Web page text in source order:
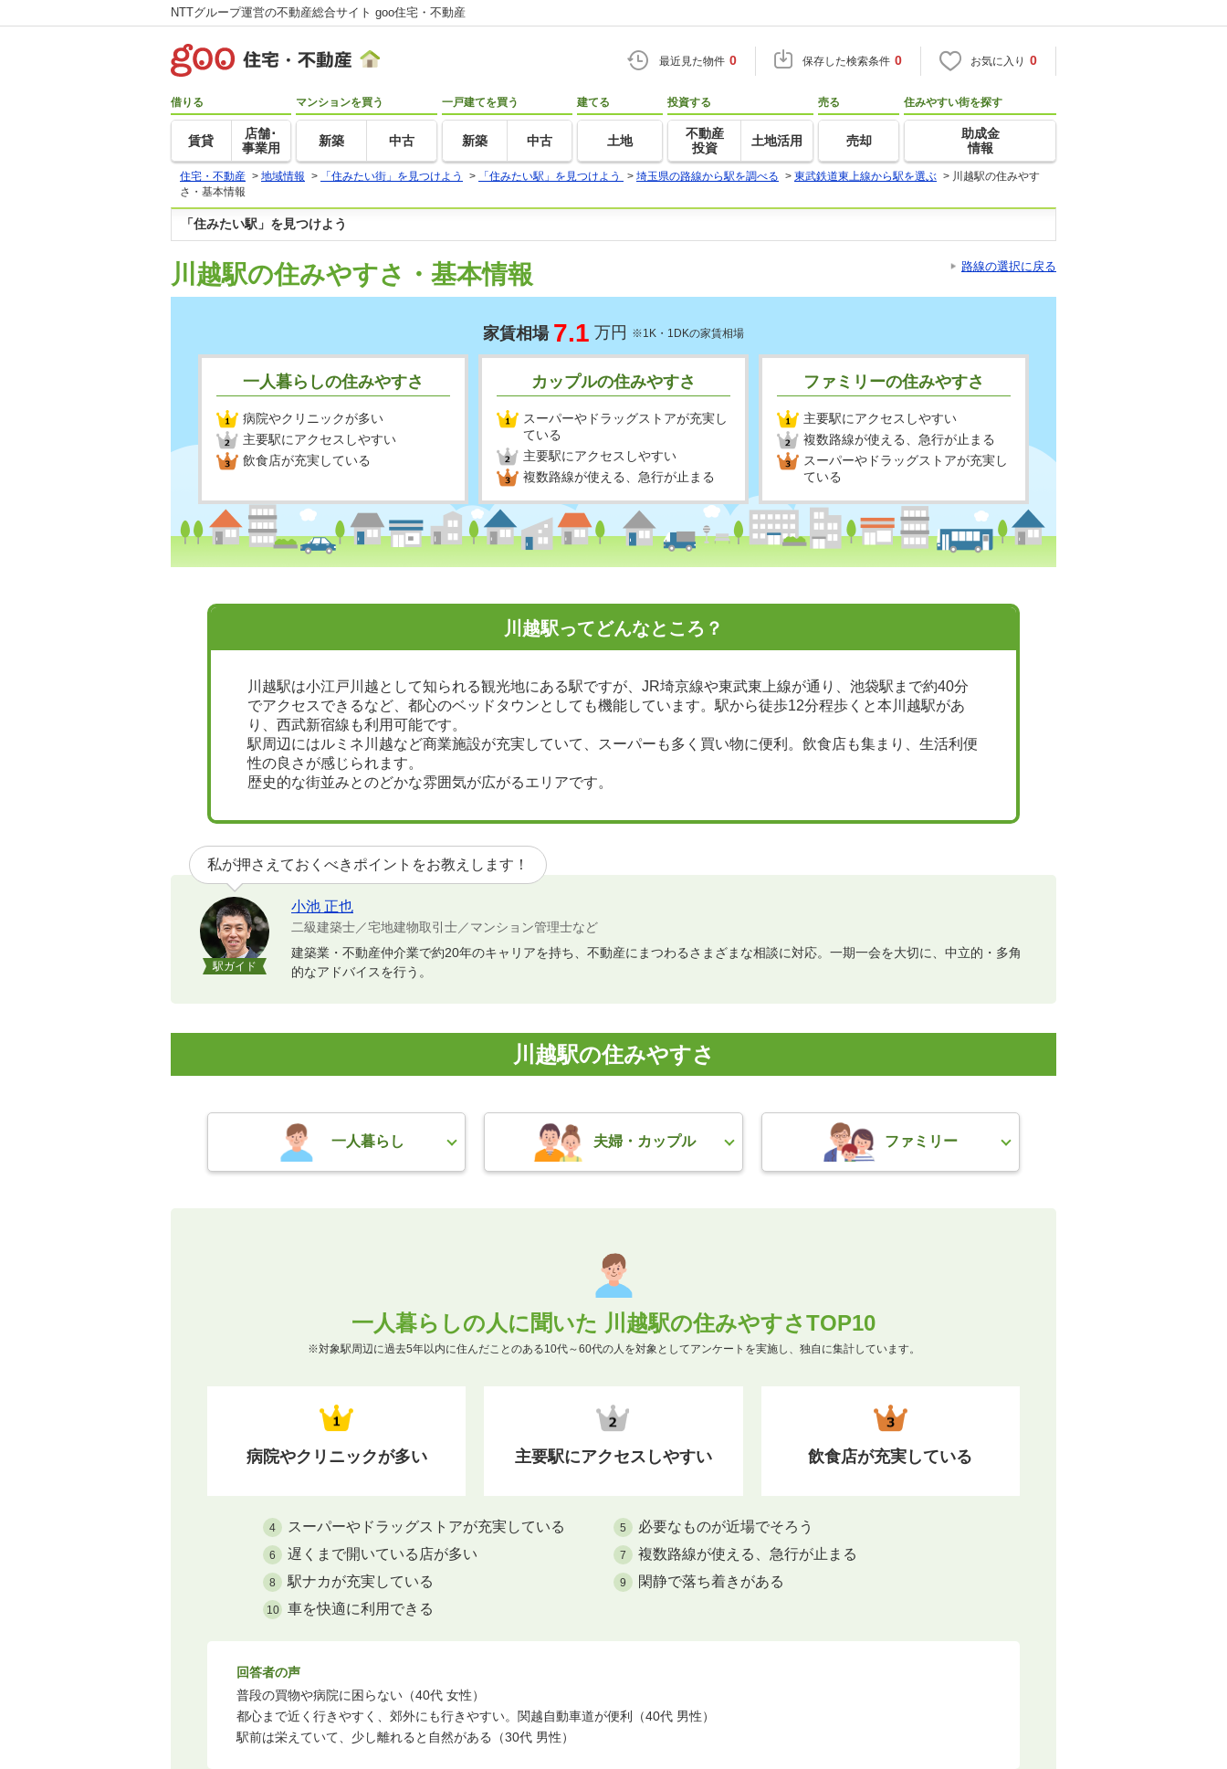
NTTグループ運営の不動産総合サイト goo住宅・不動産
最近見た物件 0 保存した検索条件 0 お気に入り 0
借りる
賃貸
店舗･
事業用
マンションを買う
新築 中古
一戸建てを買う
新築 中古
建てる
土地
投資する
不動産
投資
土地活用
売る
売却
住みやすい街を探す
助成金
情報
住宅・不動産 > 地域情報 > 「住みたい街」を見つけよう > 「住みたい駅」を見つけよう > 埼玉県の路線から駅を調べる > 東武鉄道東上線から駅を選ぶ > 川越駅の住みやす
さ・基本情報
「住みたい駅」を見つけよう
川越駅の住みやすさ・基本情報 路線の選択に戻る
家賃相場 7.1 万円 ※1K・1DKの家賃相場
一人暮らしの住みやすさ
病院やクリニックが多い
主要駅にアクセスしやすい
飲食店が充実している
カップルの住みやすさ
スーパーやドラッグストアが充実し
ている
主要駅にアクセスしやすい
複数路線が使える、急行が止まる
ファミリーの住みやすさ
主要駅にアクセスしやすい
複数路線が使える、急行が止まる
スーパーやドラッグストアが充実し
ている
川越駅ってどんなところ？
川越駅は小江戸川越として知られる観光地にある駅ですが、JR埼京線や東武東上線が通り、池袋駅まで約40分
でアクセスできるなど、都心のベッドタウンとしても機能しています。駅から徒歩12分程歩くと本川越駅があ
り、西武新宿線も利用可能です。
駅周辺にはルミネ川越など商業施設が充実していて、スーパーも多く買い物に便利。飲食店も集まり、生活利便
性の良さが感じられます。
歴史的な街並みとのどかな雰囲気が広がるエリアです。
私が押さえておくべきポイントをお教えします！
駅ガイド
小池 正也
二級建築士／宅地建物取引士／マンション管理士など
建築業・不動産仲介業で約20年のキャリアを持ち、不動産にまつわるさまざまな相談に対応。一期一会を大切に、中立的・多角
的なアドバイスを行う。
川越駅の住みやすさ
一人暮らし 夫婦・カップル ファミリー
一人暮らしの人に聞いた 川越駅の住みやすさTOP10
※対象駅周辺に過去5年以内に住んだことのある10代～60代の人を対象としてアンケートを実施し、独自に集計しています。
病院やクリニックが多い 主要駅にアクセスしやすい 飲食店が充実している
4 スーパーやドラッグストアが充実している 5 必要なものが近場でそろう
6 遅くまで開いている店が多い 7 複数路線が使える、急行が止まる
8 駅ナカが充実している 9 閑静で落ち着きがある
10 車を快適に利用できる
回答者の声
普段の買物や病院に困らない（40代 女性）
都心まで近く行きやすく、郊外にも行きやすい。関越自動車道が便利（40代 男性）
駅前は栄えていて、少し離れると自然がある（30代 男性）